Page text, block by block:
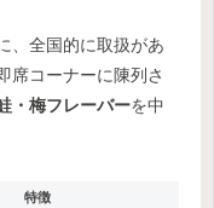
、全国的に取扱があ
席コーナーに陳列さ
・梅フレーバーを中
特徴